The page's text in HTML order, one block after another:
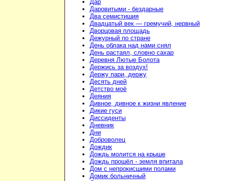
Дар
Даровитыми - бездарные
Два семистишия
Двадцатый век — гремучий, нервный
Дворцовая площадь
Дежурный по стране
День облака над нами снял
День растаял, словно сахар
Деревня Лютые Болота
Держись за воздух!
Держу пари, держу
Десять дней
Детство моё
Деяния
Дивное, дивное к жизни явление
Дикие гуси
Диссиденты
Дневник
Дни
Доброволец
Дождик
Дождь молится на крыше
Дождь прошёл - земля впитала
Дом с непрокисшими полами
Домик больничный